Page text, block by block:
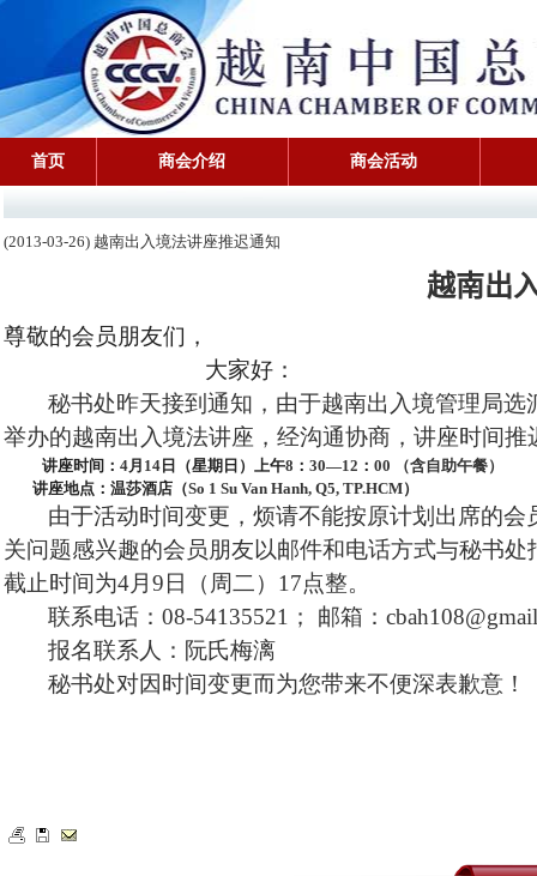
首页 商会介绍 商会活动
(2013-03-26) 越南出入境法讲座推迟通知
越南出
尊敬的会员朋友们，
大家好：
秘书处昨天接到通知，由于越南出入境管理局
举办的越南出入境法讲座，经沟通协商，讲座时间推
讲座时间：4月 14 日（星期日）上午8 ：30—12 ：00
（含自助午餐）
讲座地点：温莎酒店（So 1 Su Van Hanh, Q5, TP.HCM）
由于活动时间变更，烦请不能按原计划出席的
关问题感兴趣的会员朋友以邮件和电话方式与秘书
截止时间为4月9日（周二）17点整。
联系电话：08-54135521； 邮箱：
报名联系人：阮氏梅漓
秘书处对因时间变更而为您带来不便深表歉意！